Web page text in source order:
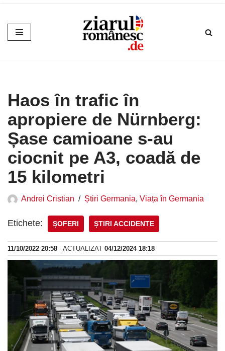
Sari
la
Haos în trafic în
apropiere de Nürnberg:
Șase camioane s-au
ciocnit pe A3, coadă de
15 kilometri
Andrei Cristian Știri Germania, Viața în Germania
Etichete: ȘOFERI ȘTIRI ACCIDENTE
11/10/2022 20:58 - ACTUALIZAT 04/12/2024 18:18